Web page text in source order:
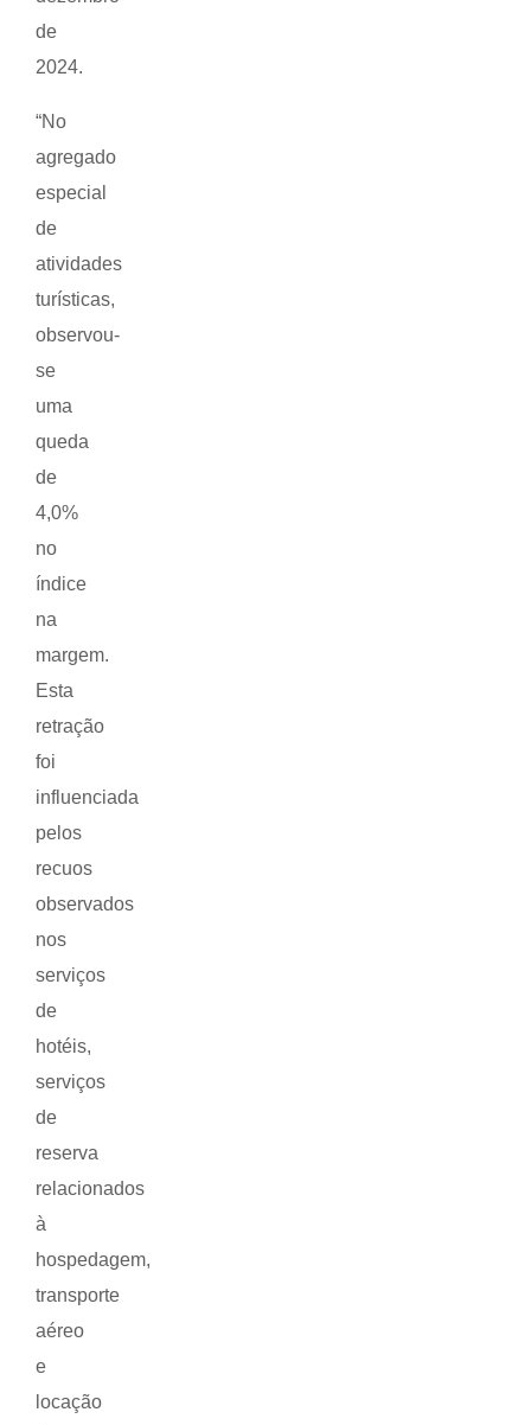
de
2024.
“No
agregado
especial
de
atividades
turísticas,
observou-
se
uma
queda
de
4,0%
no
índice
na
margem.
Esta
retração
foi
influenciada
pelos
recuos
observados
nos
serviços
de
hotéis,
serviços
de
reserva
relacionados
à
hospedagem,
transporte
aéreo
e
locação